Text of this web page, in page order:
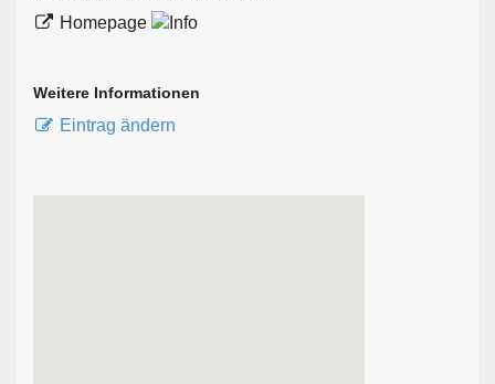
Homepage
Weitere Informationen
Eintrag ändern